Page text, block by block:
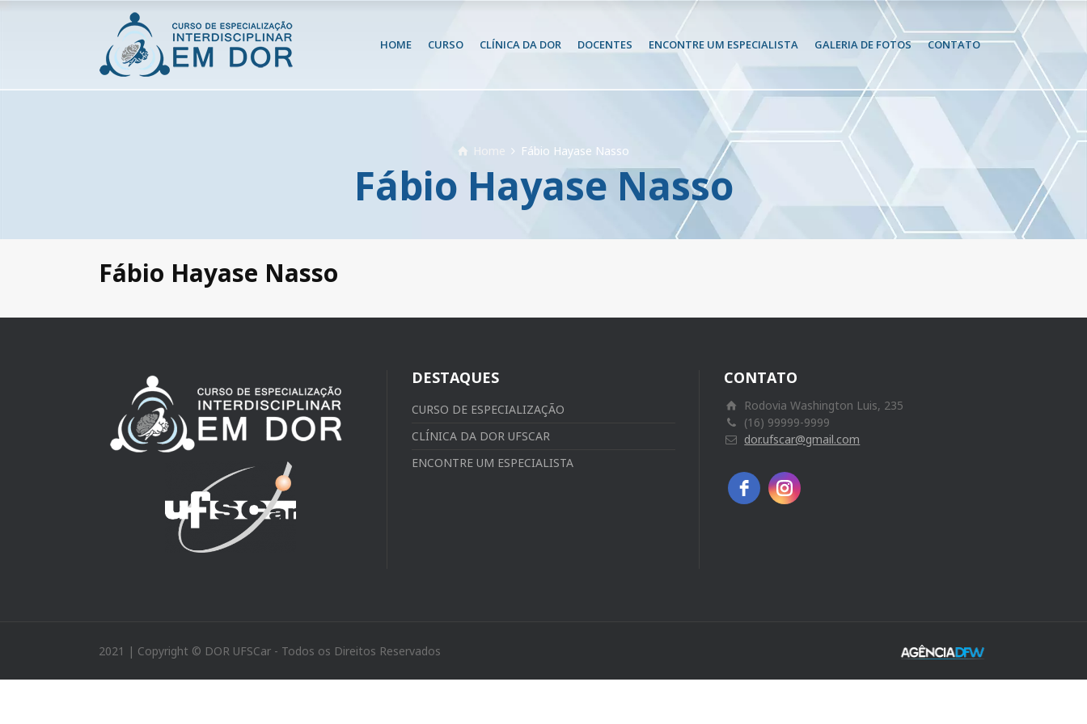
HOME CURSO CLÍNICA DA DOR DOCENTES ENCONTRE UM ESPECIALISTA GALERIA DE FOTOS CONTATO
Home Fábio Hayase Nasso
Fábio Hayase Nasso
Fábio Hayase Nasso
DESTAQUES
CURSO DE ESPECIALIZAÇÃO
CLÍNICA DA DOR UFSCAR
ENCONTRE UM ESPECIALISTA
CONTATO
Rodovia Washington Luis, 235
(16) 99999-9999
dor.ufscar@gmail.com
2021 | Copyright © DOR UFSCar - Todos os Direitos Reservados